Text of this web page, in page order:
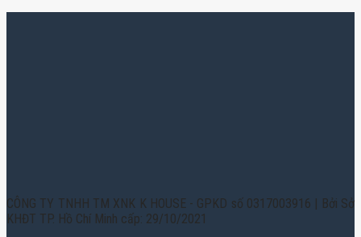
CÔNG TY TNHH TM XNK K HOUSE - GPKD số 0317003916 | Bởi Sở
KHĐT TP. Hồ Chí Minh cấp: 29/10/2021